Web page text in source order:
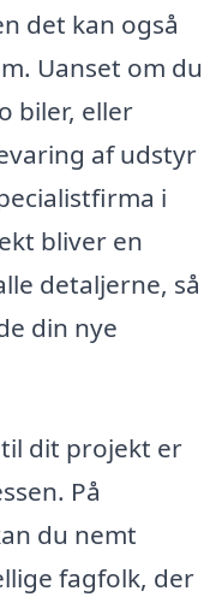
det kan også
Uanset om du
biler, eller
af udstyr
i
bliver en
detaljerne, så
din nye
dit projekt er
På
du nemt
fagfolk, der